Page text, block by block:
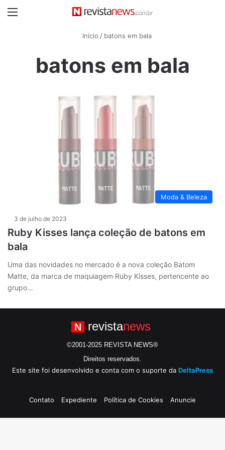
Início / batons em bala
batons em bala
Moda & Beleza
3 de julho de 2023
Ruby Kisses lança coleção de batons em
bala
Uma das novidades no mercado é a nova coleção Batom
Matte, da marca de maquiagem Ruby Kisses, pertencente ao
grupo…
N revistanews
©2001-2025 REVISTA NEWS®
Direitos reservados.
Este site foi desenvolvido e conta com o suporte da DeltaPress
Contato Expediente Política de Cookies Anuncie